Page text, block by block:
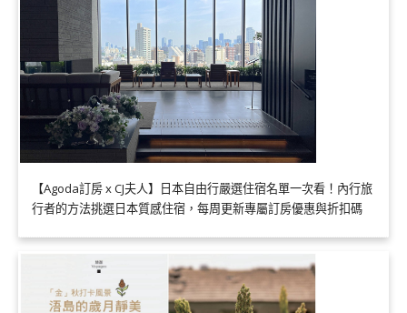
【Agoda訂房 x CJ夫人】日本自由行嚴選住宿名單一次看！內行旅
行者的方法挑選日本質感住宿，每周更新專屬訂房優惠與折扣碼